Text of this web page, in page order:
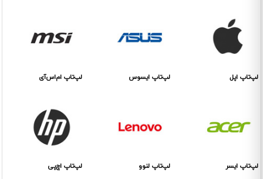
لپ‌تاپ اپل لپ‌تاپ ایسوس لپ‌تاپ ام‌اس‌آی
لپ‌تاپ ایسر لپ‌تاپ لنوو لپ‌تاپ اچ‌پی